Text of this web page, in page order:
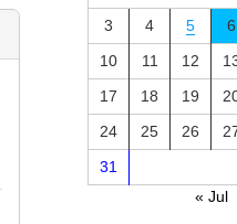
3
4 5 6
10
11 12
17
18 19
24
25 26
31
« Jul